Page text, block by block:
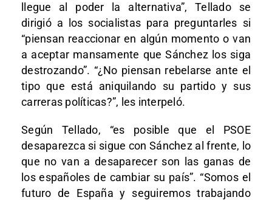
llegue al poder la alternativa”, Tellado se
dirigió a los socialistas para preguntarles si
“piensan reaccionar en algún momento o van
a aceptar mansamente que Sánchez los siga
destrozando”. “¿No piensan rebelarse ante el
tipo que está aniquilando su partido y sus
carreras políticas?”, les interpeló.
Según Tellado, “es posible que el PSOE
desaparezca si sigue con Sánchez al frente, lo
que no van a desaparecer son las ganas de
los españoles de cambiar su país”. “Somos el
futuro de España y seguiremos trabajando